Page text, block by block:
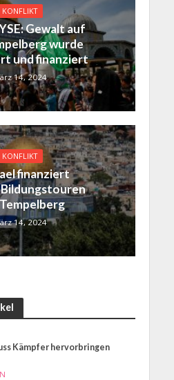
KONFLIKT
Gewalt auf
wurde
und finanziert
14, 2024
KONFLIKT
finanziert
14, 2024
Kämpfer hervorbringen